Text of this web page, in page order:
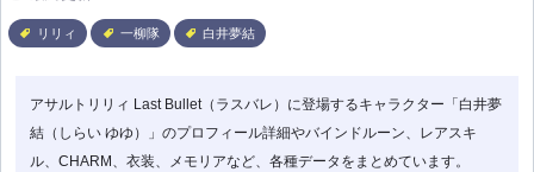
リリィ 一柳隊 白井夢結
アサルトリリィ Last Bullet（ラスバレ）に登場するキャラクター「白井夢
結（しらい ゆゆ）」のプロフィール詳細やバインドルーン、レアスキ
ル、CHARM、衣装、メモリアなど、各種データをまとめています。